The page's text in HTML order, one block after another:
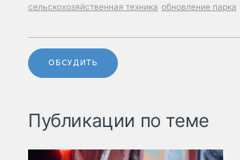
сельскохозяйственная техника обновление парка
ОБСУДИТЬ
Публикации по теме